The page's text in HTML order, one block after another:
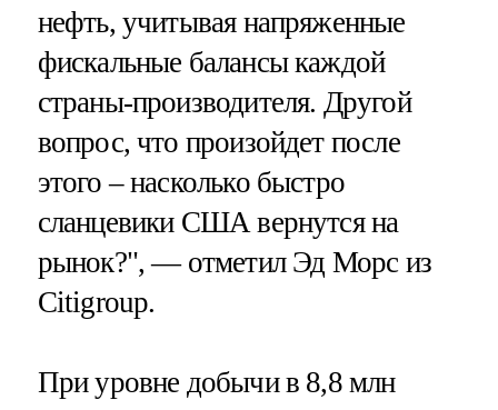
нефть, учитывая напряженные
фискальные балансы каждой
страны-производителя. Другой
вопрос, что произойдет после
этого – насколько быстро
сланцевики США вернутся на
рынок?", — отметил Эд Морс из
Citigroup.
При уровне добычи в 8,8 млн